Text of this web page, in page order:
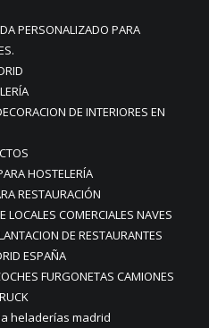
PERSONALIZADO PARA
DE INTERIORES EN
HOSTELERÍA
RESTAURACIÓN
LOCALES COMERCIALES NAVES
DE RESTAURANTES
ESPAÑA
FURGONETAS CAMIONES
heladerías madrid